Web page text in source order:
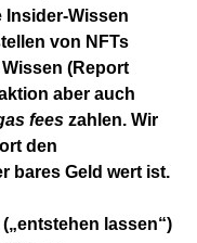
Insider-Wissen
von NFTs
(Report
aber auch
fees zahlen. Wir
den
bares Geld wert ist.
lassen“)